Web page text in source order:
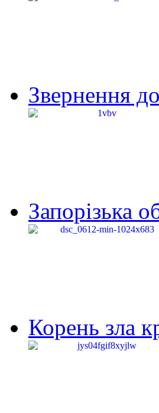
Звернення
Запорізька
Корень зла